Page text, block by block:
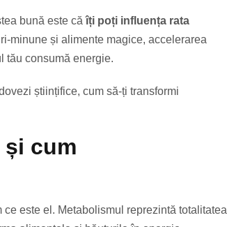
bună este căîți poți influența rata
minune și alimente magice, accelerarea
tău consumă energie.
științifice, cum să-ți transformi
și cum
ce este el. Metabolismul reprezintă totalitatea